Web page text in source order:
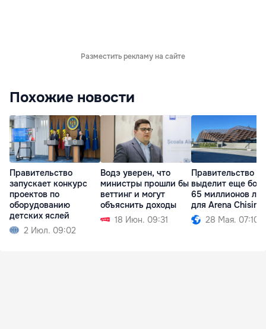
Разместить рекламу на сайте
Похожие новости
Правительство
запускает конкурс
проектов по
оборудованию
детских яслей
2 Июл. 09:02
Водэ уверен, что
министры прошли бы
веттинг и могут
объяснить доходы
18 Июн. 09:31
Правительство
выделит еще
65 миллионов
для Arena
28 Мая. 07:10